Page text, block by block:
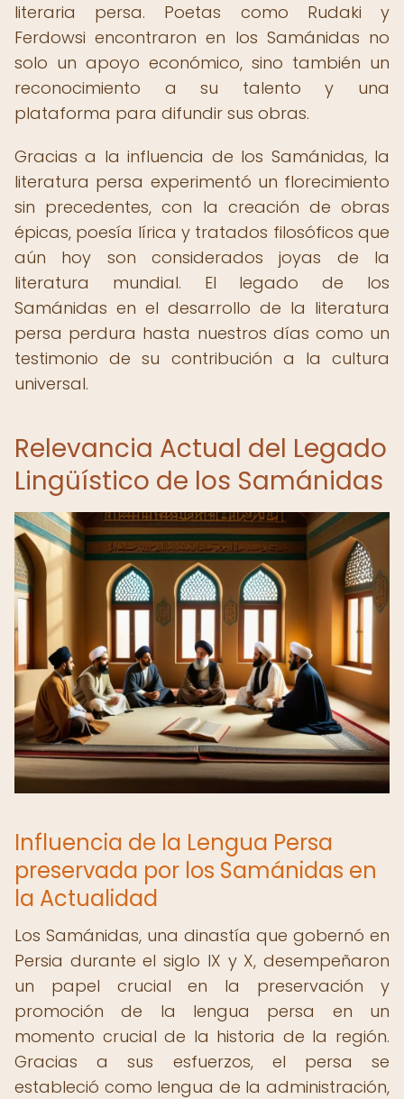
literaria persa. Poetas como Rudaki y
Ferdowsi encontraron en los Samánidas no
solo un apoyo económico, sino también un
reconocimiento a su talento y una
plataforma para difundir sus obras.
Gracias a la influencia de los Samánidas, la
literatura persa experimentó un florecimiento
sin precedentes, con la creación de obras
épicas, poesía lírica y tratados filosóficos que
aún hoy son considerados joyas de la
literatura mundial. El legado de los
Samánidas en el desarrollo de la literatura
persa perdura hasta nuestros días como un
testimonio de su contribución a la cultura
universal.
Relevancia Actual del Legado
Lingüístico de los Samánidas
Influencia de la Lengua Persa
preservada por los Samánidas en
la Actualidad
Los Samánidas, una dinastía que gobernó en
Persia durante el siglo IX y X, desempeñaron
un papel crucial en la preservación y
promoción de la lengua persa en un
momento crucial de la historia de la región.
Gracias a sus esfuerzos, el persa se
estableció como lengua de la administración,